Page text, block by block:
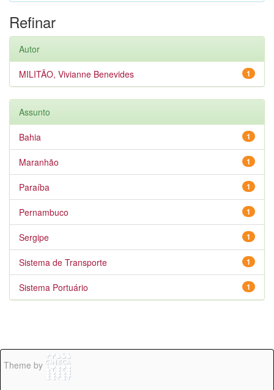
Refinar
Autor
1
MILITÃO, Vivianne Benevides
Assunto
1
Bahia
1
Maranhão
1
Paraíba
1
Pernambuco
1
Sergipe
1
Sistema de Transporte
1
Sistema Portuário
Theme by